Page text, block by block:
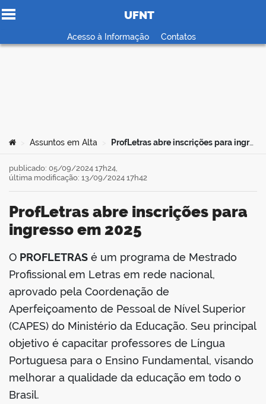
Ir para o conteúdo
UFNT
Acesso à Informação Contatos
Você está aqui:
Assuntos em Alta ProfLetras abre inscrições para ingresso em 2025
ProfLetras abre inscrições para
ingresso em 2025
publicado: 05/09/2024 17h24,
última modificação: 13/09/2024 17h42
O PROFLETRAS é um programa de Mestrado
Profissional em Letras em rede nacional,
aprovado pela Coordenação de
Aperfeiçoamento de Pessoal de Nível Superior
(CAPES) do Ministério da Educação. Seu principal
objetivo é capacitar professores de Língua
Portuguesa para o Ensino Fundamental, visando
melhorar a qualidade da educação em todo o
Brasil.